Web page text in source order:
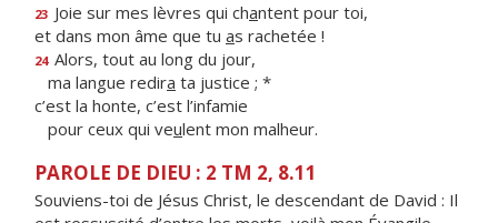
23 Joie sur mes lèvres qui chantent pour toi,
et dans mon âme que tu as rachetée !
24 Alors, tout au long du jour,
ma langue redira ta justice ; *
c’est la honte, c’est l’infamie
pour ceux qui veulent mon malheur.
PAROLE DE DIEU : 2 TM 2, 8.11
Souviens-toi de Jésus Christ, le descendant de David : Il